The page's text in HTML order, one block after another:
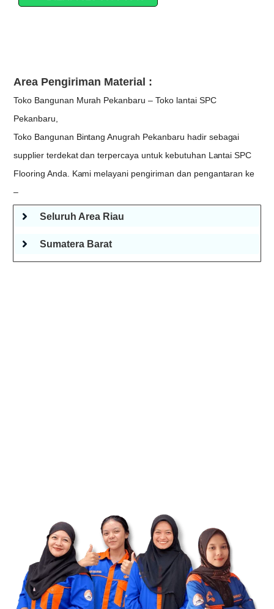
Area Pengiriman Material :
Toko Bangunan Murah Pekanbaru – Toko lantai SPC
Pekanbaru,
Toko Bangunan Bintang Anugrah Pekanbaru hadir sebagai
supplier terdekat dan terpercaya untuk kebutuhan Lantai SPC
Flooring Anda. Kami melayani pengiriman dan pengantaran ke
–
Seluruh Area Riau
Sumatera Barat
Dapatkan Penawaran Terbaik untuk
Lantai SPC Hari ini!
Toko Bangunan Bintang Anugrah Pekanbaru siap memberikan
harga spesial untuk setiap pembelian SPC- Flooring. Pesan
sekarang dan nikmati penawaran menarik untuk wilayah
Pekanbaru & Sumatera Barat.